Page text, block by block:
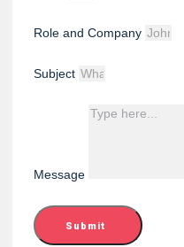
Role and Company
Subject
Message
Submit